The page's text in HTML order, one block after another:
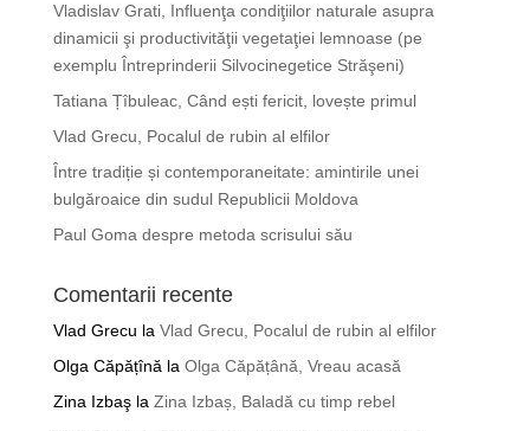
Vladislav Grati, Influenţa condiţiilor naturale asupra
dinamicii şi productivităţii vegetaţiei lemnoase (pe
exemplu Întreprinderii Silvocinegetice Străşeni)
Tatiana Țîbuleac, Când ești fericit, lovește primul
Vlad Grecu, Pocalul de rubin al elfilor
Între tradiție și contemporaneitate: amintirile unei
bulgăroaice din sudul Republicii Moldova
Paul Goma despre metoda scrisului său
Comentarii recente
Vlad Grecu la Vlad Grecu, Pocalul de rubin al elfilor
Olga Căpățînă la Olga Căpățână, Vreau acasă
Zina Izbaşla Zina Izbaș, Baladă cu timp rebel